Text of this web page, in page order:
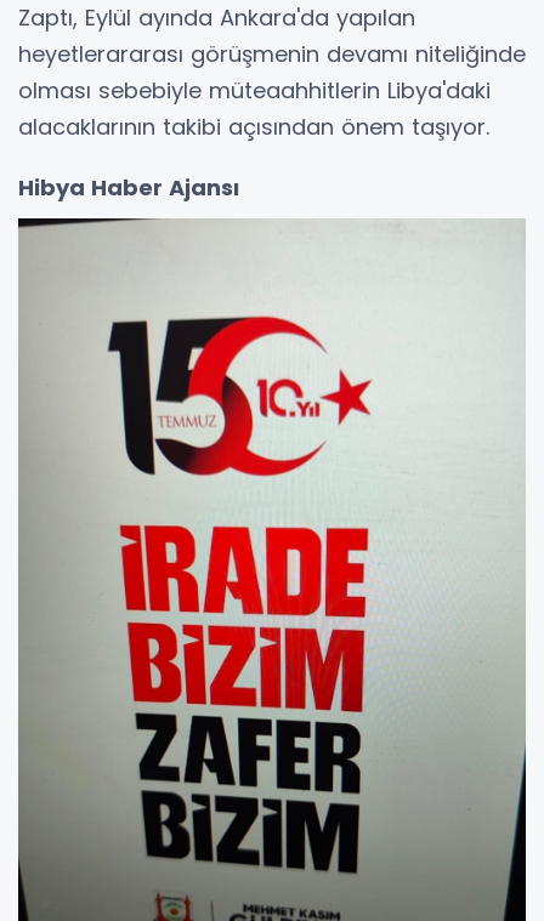
Zaptı, Eylül ayında Ankara'da yapılan
heyetlerararası görüşmenin devamı niteliğinde
olması sebebiyle müteaahhitlerin Libya'daki
alacaklarının takibi açısından önem taşıyor.
Hibya Haber Ajansı